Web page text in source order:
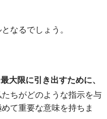
なるでしょう。
大限に引き出すために、
ちがどのような指示を与
て重要な意味を持ちま